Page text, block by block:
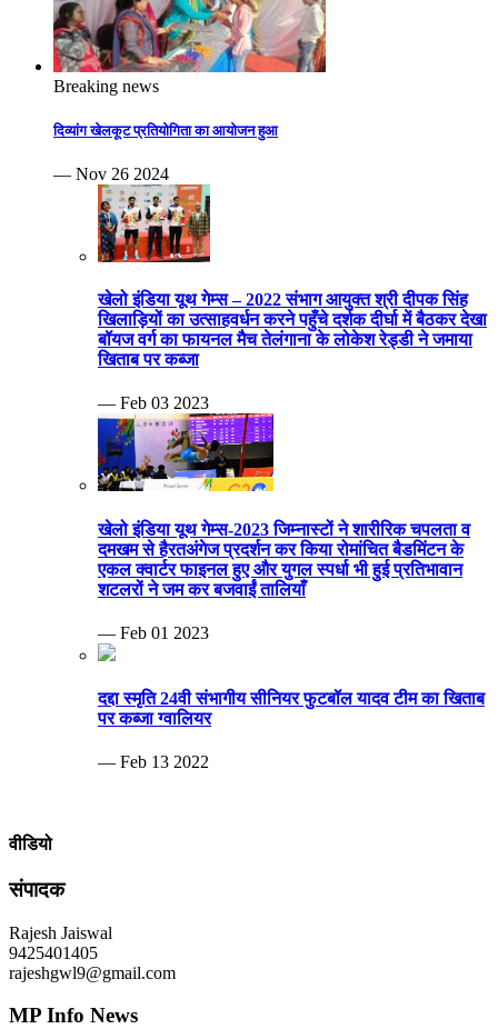
Breaking news
दिव्यांग खेलकूट प्रतियोगिता का आयोजन हुआ
— Nov 26 2024
खेलो इंडिया यूथ गेम्स – 2022 संभाग आयुक्त श्री दीपक सिंह
खिलाड़ियों का उत्साहवर्धन करने पहुँचे दर्शक दीर्घा में बैठकर देखा
बॉयज वर्ग का फायनल मैच तेलंगाना के लोकेश रेड्डी ने जमाया
खिताब पर कब्जा
— Feb 03 2023
खेलो इंडिया यूथ गेम्स-2023 जिम्नास्टों ने शारीरिक चपलता व
दमखम से हैरतअंगेज प्रदर्शन कर किया रोमांचित बैडमिंटन के
एकल क्वार्टर फाइनल हुए और युगल स्पर्धा भी हुई प्रतिभावान
शटलरों ने जम कर बजवाईं तालियाँ
— Feb 01 2023
दद्दा स्मृति 24वी संभागीय सीनियर फुटबॉल यादव टीम का खिताब
पर कब्जा ग्वालियर
— Feb 13 2022
वीडियो
संपादक
Rajesh Jaiswal
9425401405
rajeshgwl9@gmail.com
MP Info News